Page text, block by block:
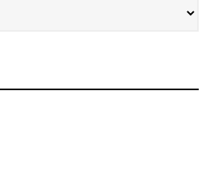
meşhur kurabiyesi- S